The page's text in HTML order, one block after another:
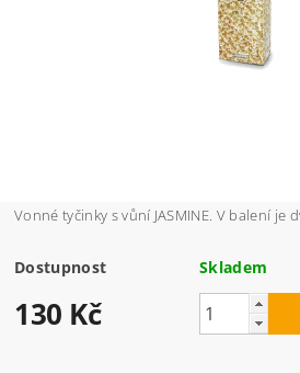
Vonné tyčinky s vůní JASMINE. V balení je
Dostupnost Skladem
130 Kč